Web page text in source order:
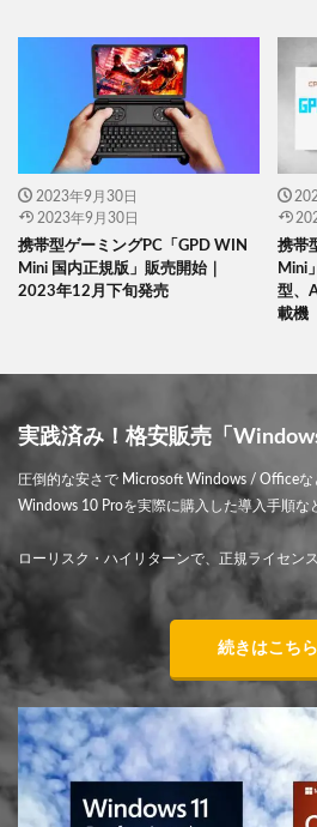
2023年9月30日
2023年9月30日
携帯型ゲーミングPC「GPD WIN
Mini 国内正規版」販売開始｜
2023年12月下旬発売
携帯
Mini
型、
載機
実践済み！格安販売「
圧倒的な安さで Microsoft Windows / Officeな
Windows 10 Proを実際に購入した導入手順な
ローリスク・ハイリターンで、正規ライセン
続きはこちら